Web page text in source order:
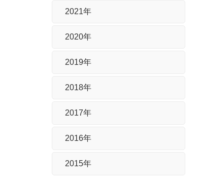
2021年
2020年
2019年
2018年
2017年
2016年
2015年